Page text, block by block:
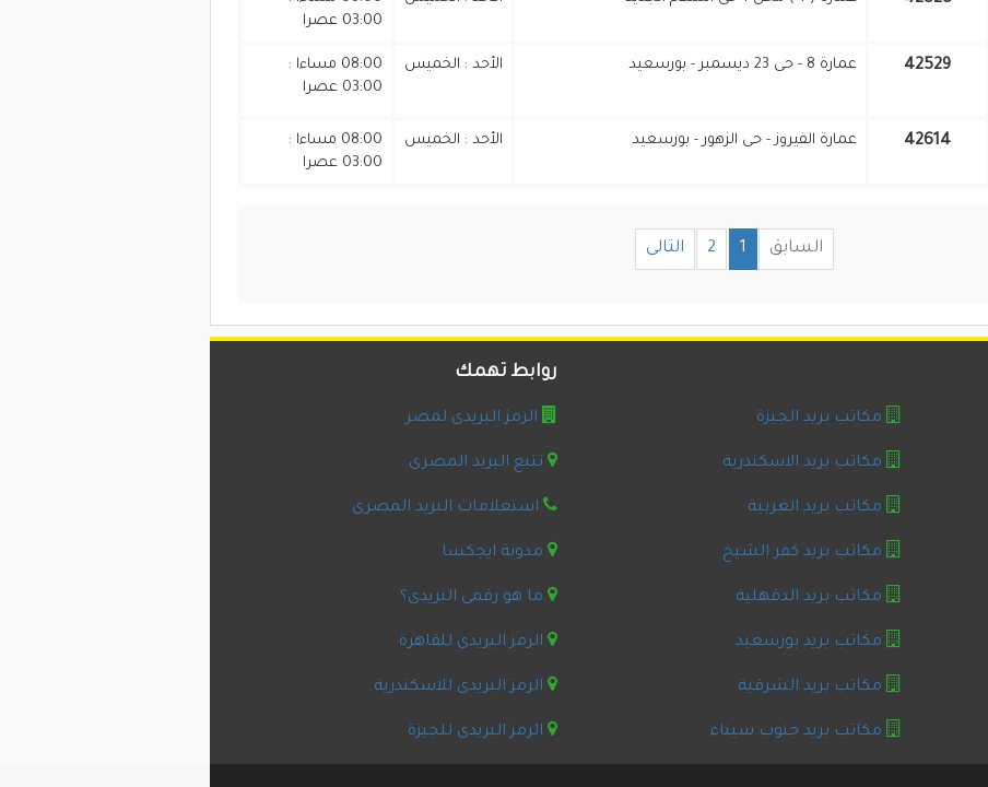
03:00 عصرا
42529 عمارة 8 - حى 23 ديسمبر - بورسعيد الأحد : الخميس
08:00 مساءا :
03:00 عصرا
42614 عمارة الفيروز - حى الزهور - بورسعيد الأحد : الخميس
08:00 مساءا :
03:00 عصرا
السابق 1
2 التالى
مكاتب بريد الجيزة
مكاتب بريد الاسكندرية
مكاتب بريد الغربية
مكاتب بريد كفر الشيخ
مكاتب بريد الدقهلية
مكاتب بريد بورسعيد
مكاتب بريد الشرقية
مكاتب بريد جنوب سيناء
روابط تهمك
الرمز البريدى لمصر
تتبع البريد المصرى
استعلامات البريد المصرى
مدونة ايجكسا
ما هو رقمى البريدى؟
الرمز البريدى للقاهرة
الرمز البريدى للاسكندرية
الرمز البريدى للجيزة